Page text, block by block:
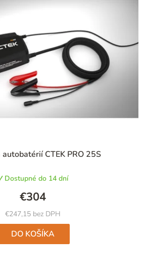
autobatérií CTEK PRO 25S
Dostupné do 14 dní
€247,15 bez DPH
€304
DO KOŠÍKA